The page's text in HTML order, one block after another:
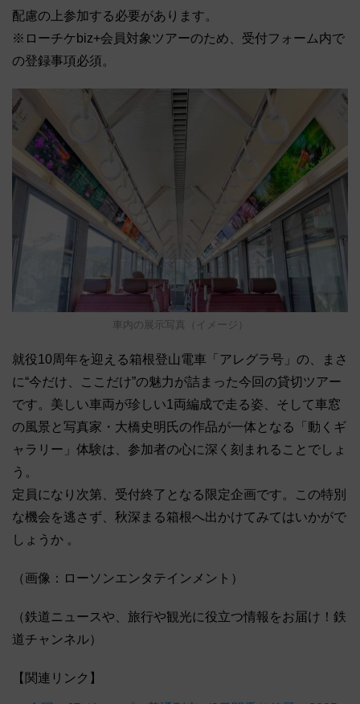
配慮の上参加する必要があります。
※ローチケbiz+会員対象ツアーのため、受付フォーム内で
の登録事項必須。
車内の展示写真（イメージ）
就役10周年を迎える箱根登山電車「アレグラ号」の、まさ
に“今だけ、ここだけ”の魅力が詰まった今回の貸切ツアー
です。美しい車両が珍しい1両編成で走る姿、そして車窓
の風景と写真家・大橋史明氏の作品が一体となる「動くギ
ャラリー」体験は、参加者の心に深く刻まれることでしょ
う。
定員になり次第、受付終了となる限定企画です。この特別
な機会を逃さず、秋深まる箱根へ出かけてみてはいかがで
しょうか 。
（画像：ローソンエンタテインメント）
（鉄道ニュースや、旅行や観光に役立つ情報をお届け！鉄
道チャンネル）
【関連リンク】